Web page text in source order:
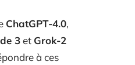
ChatGPT-4.0,
3et Grok-2
à ces